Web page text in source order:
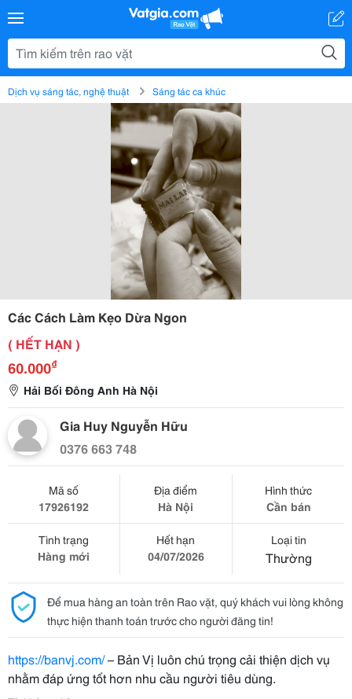
Dịch vụ sáng tác, nghệ thuật Sáng tác ca khúc
Các Cách Làm Kẹo Dừa Ngon
( HẾT HẠN )
60.000₫
Hải Bối Đông Anh Hà Nội
Gia Huy Nguyễn Hữu
0376 663 748
Mã số
17926192
Địa điểm
Hà Nội
Hình thức
Cần bán
Tình trạng
Hàng mới
Hết hạn
04/07/2026
Loại tin
Thường
Để mua hàng an toàn trên Rao vặt, quý khách vui lòng không
thực hiện thanh toán trước cho người đăng tin!
https://banvj.com/– Bản Vị luôn chú trọng cải thiện dịch vụ
nhằm đáp ứng tốt hơn nhu cầu người tiêu dùng.